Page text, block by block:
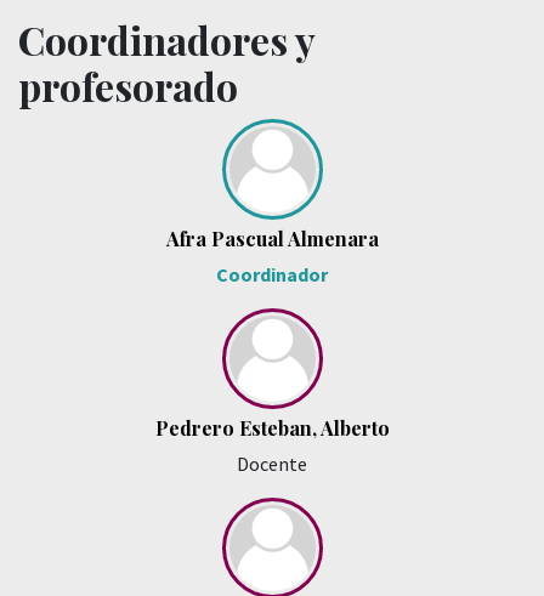
Coordinadores y
profesorado
Afra Pascual Almenara
Coordinador
Pedrero Esteban, Alberto
Docente